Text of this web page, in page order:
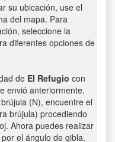
su ubicación, use el
del mapa. Para
seleccione la
diferentes opciones de
de El Refugio con
envió anteriormente.
(N), encuentre el
brújula) procediendo
Ahora puedes realizar
el ángulo de qibla.